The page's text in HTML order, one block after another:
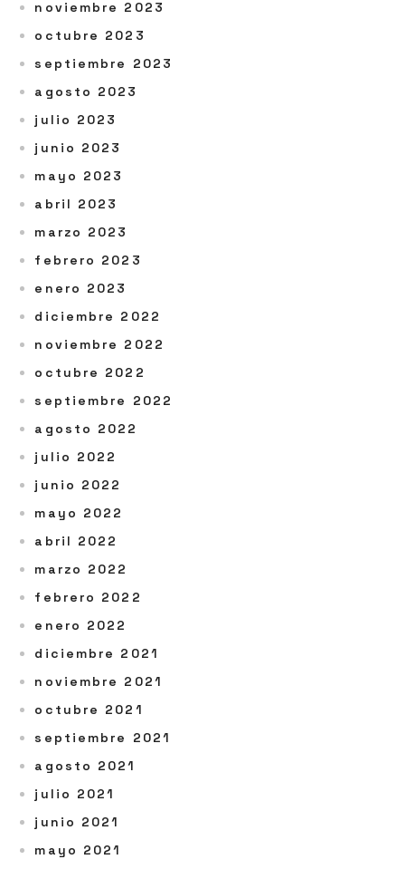
noviembre 2023
octubre 2023
septiembre 2023
agosto 2023
julio 2023
junio 2023
mayo 2023
abril 2023
marzo 2023
febrero 2023
enero 2023
diciembre 2022
noviembre 2022
octubre 2022
septiembre 2022
agosto 2022
julio 2022
junio 2022
mayo 2022
abril 2022
marzo 2022
febrero 2022
enero 2022
diciembre 2021
noviembre 2021
octubre 2021
septiembre 2021
agosto 2021
julio 2021
junio 2021
mayo 2021